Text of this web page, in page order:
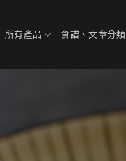
所有產品 食譜、文章分類